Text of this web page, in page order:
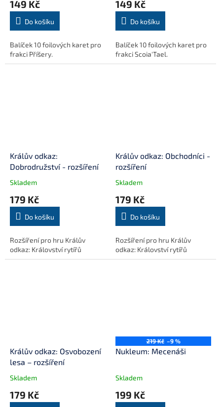
149 Kč
Do košíku
Balíček 10 foilových karet pro
frakci Příšery.
149 Kč
Do košíku
Balíček 10 foilových karet pro
frakci Scoia'Tael.
Králův odkaz:
Dobrodružství - rozšíření
Skladem
179 Kč
Do košíku
Rozšíření pro hru Králův
odkaz: Království rytířů
Králův odkaz: Obchodníci -
rozšíření
Skladem
179 Kč
Do košíku
Rozšíření pro hru Králův
odkaz: Království rytířů
Králův odkaz: Osvobození
lesa – rozšíření
Skladem
179 Kč
219 Kč –9 %
Nukleum: Mecenáši
Skladem
199 Kč